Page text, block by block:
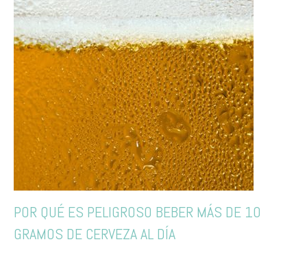
POR QUÉ ES PELIGROSO BEBER MÁS DE 10
GRAMOS DE CERVEZA AL DÍA ​